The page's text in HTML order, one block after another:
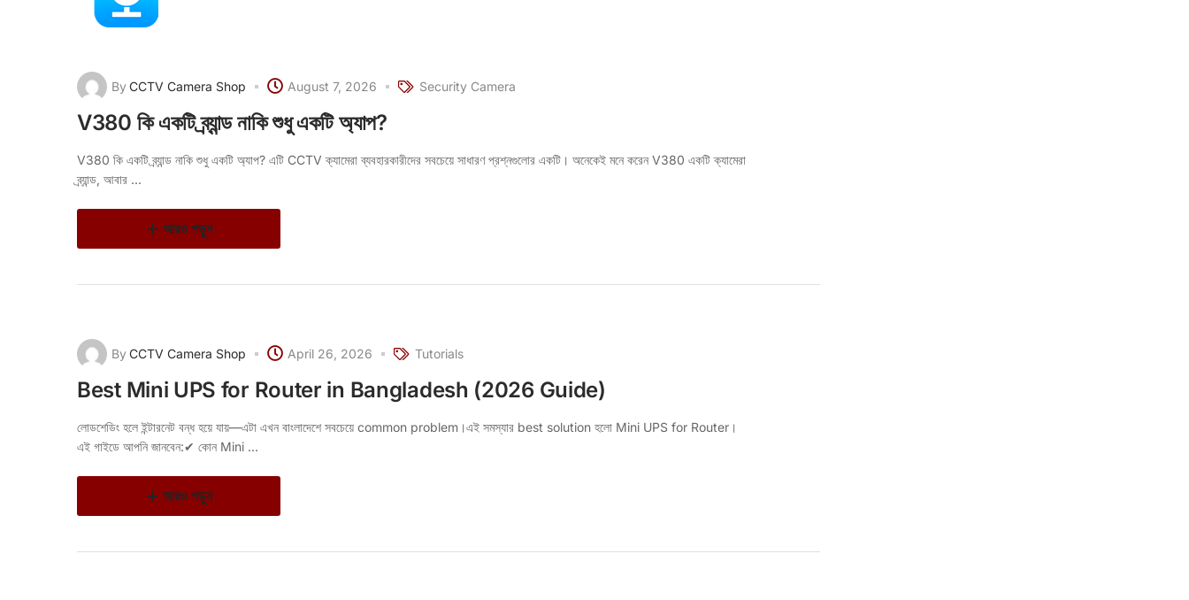
ByCCTV Camera Shop August 7, 2026 Security Camera
V380 কি একটি ব্র্যান্ড নাকি শুধু একটি অ্যাপ?
V380 কি একটি ব্র্যান্ড নাকি শুধু একটি অ্যাপ? এটি CCTV ক্যামেরা ব্যবহারকারীদের সবচেয়ে সাধারণ প্রশ্নগুলোর একটি। অনেকেই মনে করেন V380 একটি ক্যামেরা
ব্র্যান্ড, আবার ...
আরও পড়ুন
ByCCTV Camera Shop April 26, 2026 Tutorials
Best Mini UPS for Router in Bangladesh (2026 Guide)
লোডশেডিং হলে ইন্টারনেট বন্ধ হয়ে যায়—এটা এখন বাংলাদেশে সবচেয়ে common problem।এই সমস্যার best solution হলো Mini UPS for Router।
এই গাইডে আপনি জানবেন:✔ কোন Mini ...
আরও পড়ুন